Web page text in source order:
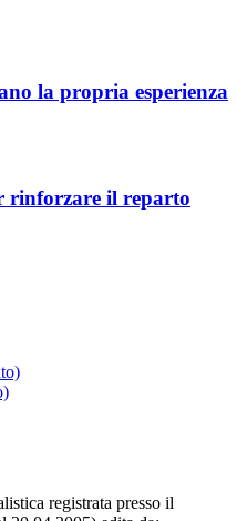
la propria esperienza
rinforzare il reparto
registrata presso il